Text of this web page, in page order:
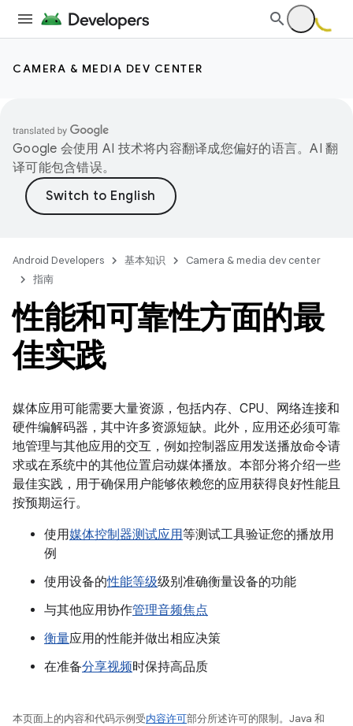
CAMERA & MEDIA DEV CENTER
Google 会使用 AI 技术将内容翻译成您偏好的语言。AI 翻
译可能包含错误。
Android Developers 基本知识
Camera & media dev center
指南
性能和可靠性方面的最
佳实践
媒体应用可能需要大量资源，包括内存、CPU、网络连接和
硬件编解码器，其中许多资源短缺。此外，应用还必须可靠
地管理与其他应用的交互，例如控制器应用发送播放命令请
求或在系统中的其他位置启动媒体播放。本部分将介绍一些
最佳实践，用于确保用户能够依赖您的应用获得良好性能且
按预期运行。
使用媒体控制器测试应用等测试工具验证您的播放用
例
使用设备的性能等级级别准确衡量设备的功能
与其他应用协作管理音频焦点
衡量应用的性能并做出相应决策
在准备分享视频时保持高品质
本页面上的内容和代码示例受内容许可部分所述许可的限制。Java 和